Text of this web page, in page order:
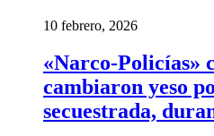
10 febrero, 2026
«Narco-Policías»
cambiaron yeso
secuestrada,